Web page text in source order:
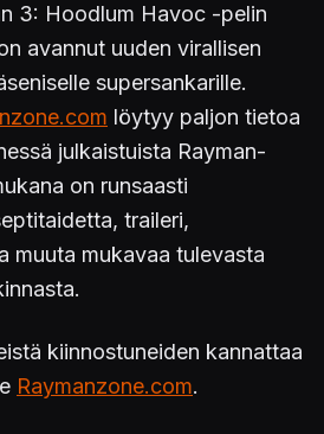
3: Hoodlum Havoc -pelin
avannut uuden virallisen
supersankarille.
löytyy paljon tietoa
julkaistuista Rayman-
on runsaasti
traileri,
muuta mukavaa tulevasta
kiinnostuneiden kannattaa
Raymanzone.com.